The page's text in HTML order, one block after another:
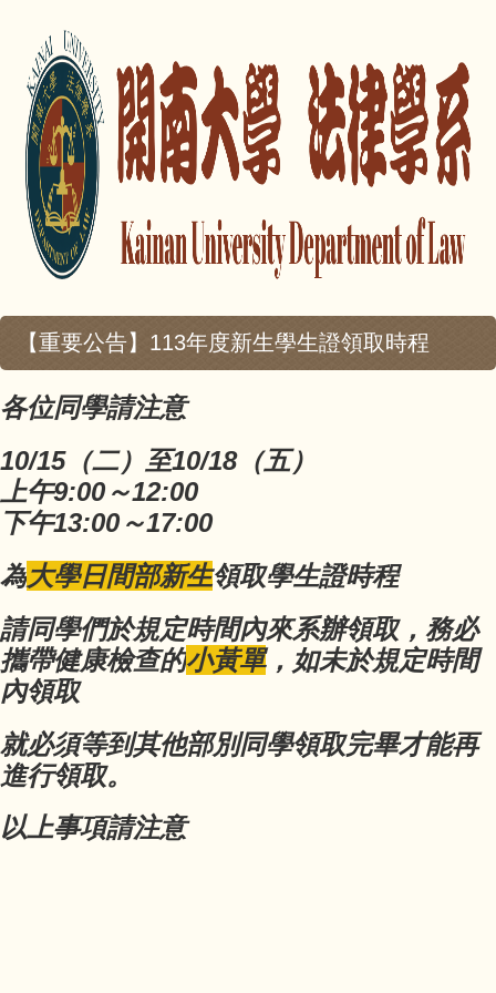
【重要公告】113年度新生學生證領取時程
各位同學請注意
10/15（二）至10/18（五）
上午9:00～12:00
下午13:00～17:00
為大學日間部新生領取學生證時程
請同學們於規定時間內來系辦領取，務必
攜帶健康檢查的小黃單，如未於規定時間
內領取
就必須等到其他部別同學領取完畢才能再
進行領取。
以上事項請注意